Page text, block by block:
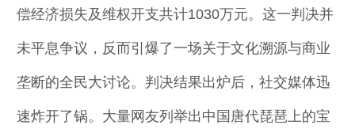
偿经济损失及维权开支共计1030万元。这一判决并
未平息争议，反而引爆了一场关于文化溯源与商业
垄断的全民大讨论。判决结果出炉后，社交媒体迅
速炸开了锅。大量网友列举出中国唐代琵琶上的宝